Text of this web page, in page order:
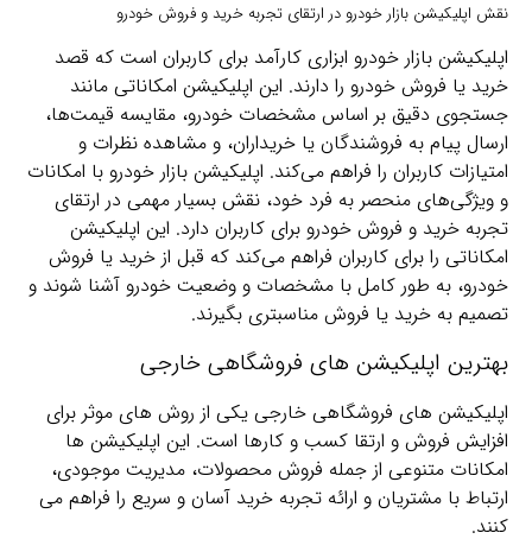
نقش اپلیکیشن بازار خودرو در ارتقای تجربه خرید و فروش خودرو
اپلیکیشن بازار خودرو ابزاری کارآمد برای کاربران است که قصد
خرید یا فروش خودرو را دارند. این اپلیکیشن امکاناتی مانند
جستجوی دقیق بر اساس مشخصات خودرو، مقایسه قیمت‌ها،
ارسال پیام به فروشندگان یا خریداران، و مشاهده نظرات و
امتیازات کاربران را فراهم می‌کند. اپلیکیشن بازار خودرو با امکانات
و ویژگی‌های منحصر به فرد خود، نقش بسیار مهمی در ارتقای
تجربه خرید و فروش خودرو برای کاربران دارد. این اپلیکیشن
امکاناتی را برای کاربران فراهم می‌کند که قبل از خرید یا فروش
خودرو، به طور کامل با مشخصات و وضعیت خودرو آشنا شوند و
تصمیم به خرید یا فروش مناسبتری بگیرند.
بهترین اپلیکیشن های فروشگاهی خارجی
اپلیکیشن های فروشگاهی خارجی یکی از روش های موثر برای
افزایش فروش و ارتقا کسب و کارها است. این اپلیکیشن ها
امکانات متنوعی از جمله فروش محصولات، مدیریت موجودی،
ارتباط با مشتریان و ارائه تجربه خرید آسان و سریع را فراهم می
کنند.